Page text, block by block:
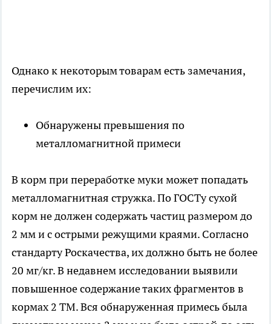
Однако к некоторым товарам есть замечания,
перечислим их:
Обнаружены превышения по
металломагнитной примеси
В корм при переработке муки может попадать
металломагнитная стружка. По ГОСТу сухой
корм не должен содержать частиц размером до
2 мм и с острыми режущими краями. Согласно
стандарту Роскачества, их должно быть не более
20 мг/кг. В недавнем исследовании выявили
повышенное содержание таких фрагментов в
кормах 2 ТМ. Вся обнаруженная примесь была